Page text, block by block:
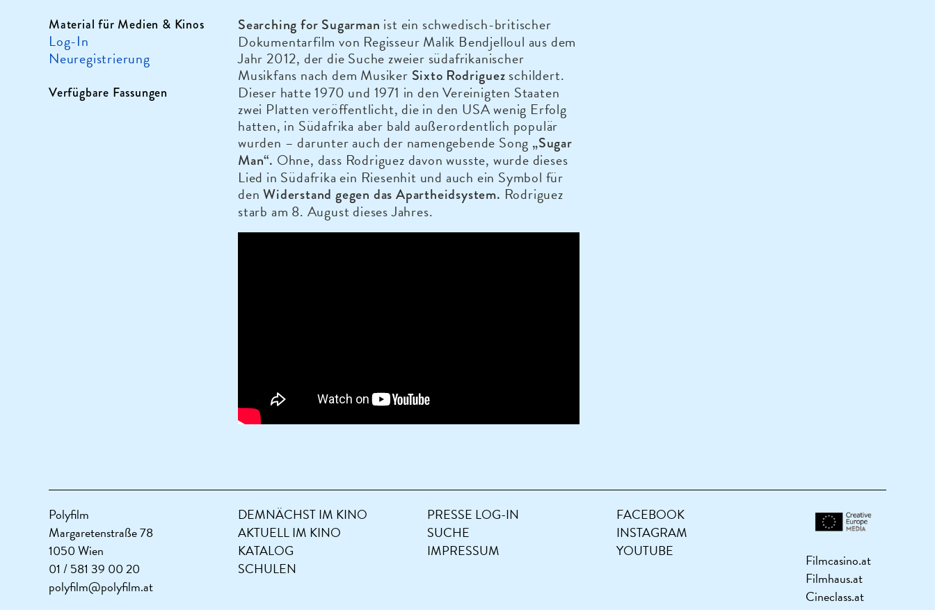
Material für Medien & Kinos
Log-In
Neuregistrierung
Verfügbare Fassungen
Searching for Sugarman ist ein schwedisch-britischer
Dokumentarfilm von Regisseur Malik Bendjelloul aus dem
Jahr 2012, der die Suche zweier südafrikanischer
Musikfans nach dem Musiker Sixto Rodriguez schildert.
Dieser hatte 1970 und 1971 in den Vereinigten Staaten
zwei Platten veröffentlicht, die in den USA wenig Erfolg
hatten, in Südafrika aber bald außerordentlich populär
wurden – darunter auch der namengebende Song „Sugar
Man“. Ohne, dass Rodriguez davon wusste, wurde dieses
Lied in Südafrika ein Riesenhit und auch ein Symbol für
denWiderstand gegen das Apartheidsystem. Rodriguez
starb am 8. August dieses Jahres.
Polyfilm
Margaretenstraße 78
1050 Wien
01 / 581 39 00 20
polyfilm@polyfilm.at
DEMNÄCHST IM KINO
AKTUELL IM KINO
KATALOG
SCHULEN
PRESSE LOG-IN
SUCHE
IMPRESSUM
FACEBOOK
INSTAGRAM
YOUTUBE
Filmcasino.at
Filmhaus.at
Cineclass.at